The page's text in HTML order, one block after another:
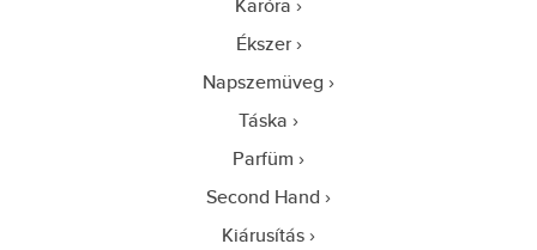
Ékszer
Napszemüveg
Táska
Parfüm
Second Hand
Kiárusítás